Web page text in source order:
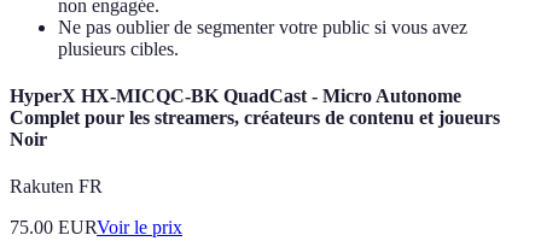
non engagée.
Ne pas oublier de segmenter votre public si vous avez
plusieurs cibles.
HyperX HX-MICQC-BK QuadCast - Micro Autonome
Complet pour les streamers, créateurs de contenu et joueurs
Noir
Rakuten FR
75.00 EURVoir le prix